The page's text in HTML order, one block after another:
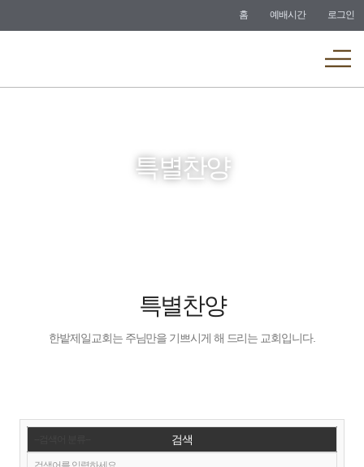
홈 예배시간 로그인
특별찬양
특별찬양
한밭제일교회는 주님만을 기쁘시게 해 드리는 교회입니다.
검색